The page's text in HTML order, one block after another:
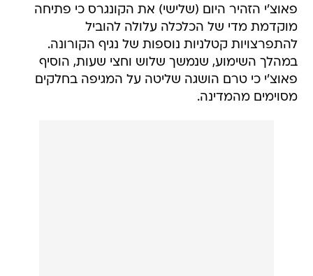
פאוצ'י הזהיר היום (שלישי) את הקונגרס כי פתיחה
מוקדמת מדי של הכלכלה עלולה להוביל
להתפרצויות קטלניות נוספות של נגיף הקורונה.
במהלך השימוע, שנמשך שלוש וחצי שעות, הוסיף
פאוצ'י כי טרם הושגה שליטה על המגיפה בחלקים
מסוימים מהמדינה.